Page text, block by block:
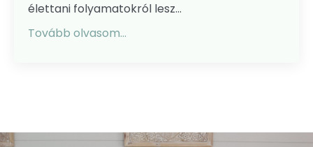
élettani folyamatokról lesz...
Tovább olvasom...